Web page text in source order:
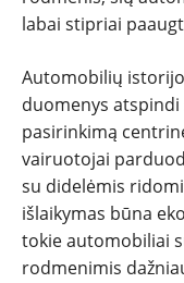
labai stipriai
Automobilių
duomenys
pasirinkimą
vairuotojai
su didelėmis
išlaikymas būna
tokie automobiliai
rodmenimis